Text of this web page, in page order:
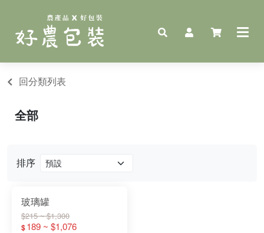
回分類列表
排序
玻璃罐
$215 ~ $1,300
$189 ~ $1,076
全部